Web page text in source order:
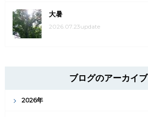
大暑
2026.07.23update
ブログのアーカイブ
2026年